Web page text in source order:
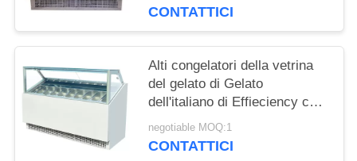
CONTATTICI
Alti congelatori della vetrina
del gelato di Gelato
dell'italiano di Effieciency con
negotiable MOQ:1
CONTATTICI